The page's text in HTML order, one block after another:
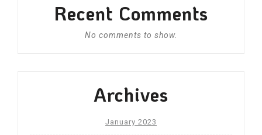
Recent Comments
No comments to show.
Archives
January 2023